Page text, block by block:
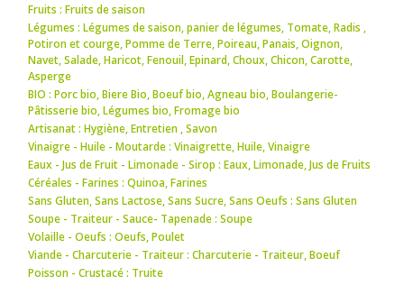
Fruits : Fruits de saison
Légumes : Légumes de saison,panier de légumes, Tomate,Radis ,
Potiron et courge,Pomme de Terre,Poireau,Panais,Oignon,
Navet,Salade,Haricot,Fenouil,Epinard,Choux,Chicon,Carotte,
Asperge
BIO : Porc bio,Biere Bio,Boeuf bio,Agneau bio,Boulangerie-
Pâtisserie bio,Légumes bio,Fromage bio
Artisanat : Hygiène,Entretien ,Savon
Vinaigre - Huile - Moutarde : Vinaigrette,Huile,Vinaigre
Eaux - Jus de Fruit - Limonade - Sirop : Eaux,Limonade,Jus de Fruits
Céréales - Farines : Quinoa,Farines
Sans Gluten, Sans Lactose, Sans Sucre, Sans Oeufs : Sans Gluten
Soupe - Traiteur - Sauce- Tapenade : Soupe
Volaille - Oeufs : Oeufs,Poulet
Viande - Charcuterie - Traiteur : Charcuterie - Traiteur,Boeuf
Poisson - Crustacé : Truite